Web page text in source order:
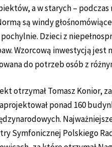
a w starych –
są windy
Dzieci z
Wzorcową inwestycją jest
do potrzeb osób z
otrzymał Tomasz Konior,
ponad 160
Symfonicznej Polskiego